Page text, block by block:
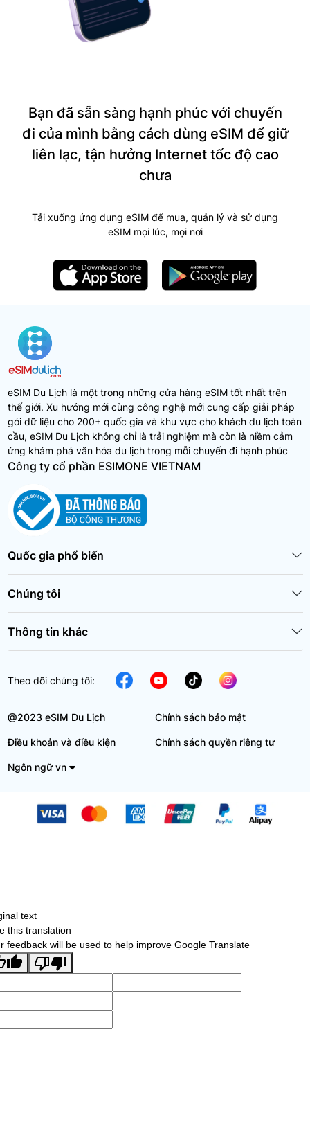
Bạn đã sẵn sàng hạnh phúc với chuyến
đi của mình bằng cách dùng eSIM để giữ
liên lạc, tận hưởng Internet tốc độ cao
chưa
Tải xuống ứng dụng eSIM để mua, quản lý và sử dụng
eSIM mọi lúc, mọi nơi
eSIM Du Lịch là một trong những cửa hàng eSIM tốt nhất trên
thế giới. Xu hướng mới cùng công nghệ mới cung cấp giải pháp
gói dữ liệu cho 200+ quốc gia và khu vực cho khách du lịch toàn
cầu, eSIM Du Lịch không chỉ là trải nghiệm mà còn là niềm cảm
ứng khám phá văn hóa du lịch trong mỗi chuyến đi hạnh phúc
Công ty cổ phần ESIMONE VIETNAM
Quốc gia phổ biến
Chúng tôi
Thông tin khác
Theo dõi chúng tôi:
@2023 eSIM Du Lịch Chính sách bảo mật
Điều khoản và điều kiện Chính sách quyền riêng tư
Ngôn ngữ vn
text
this translation
feedback will be used to help improve Google Translate